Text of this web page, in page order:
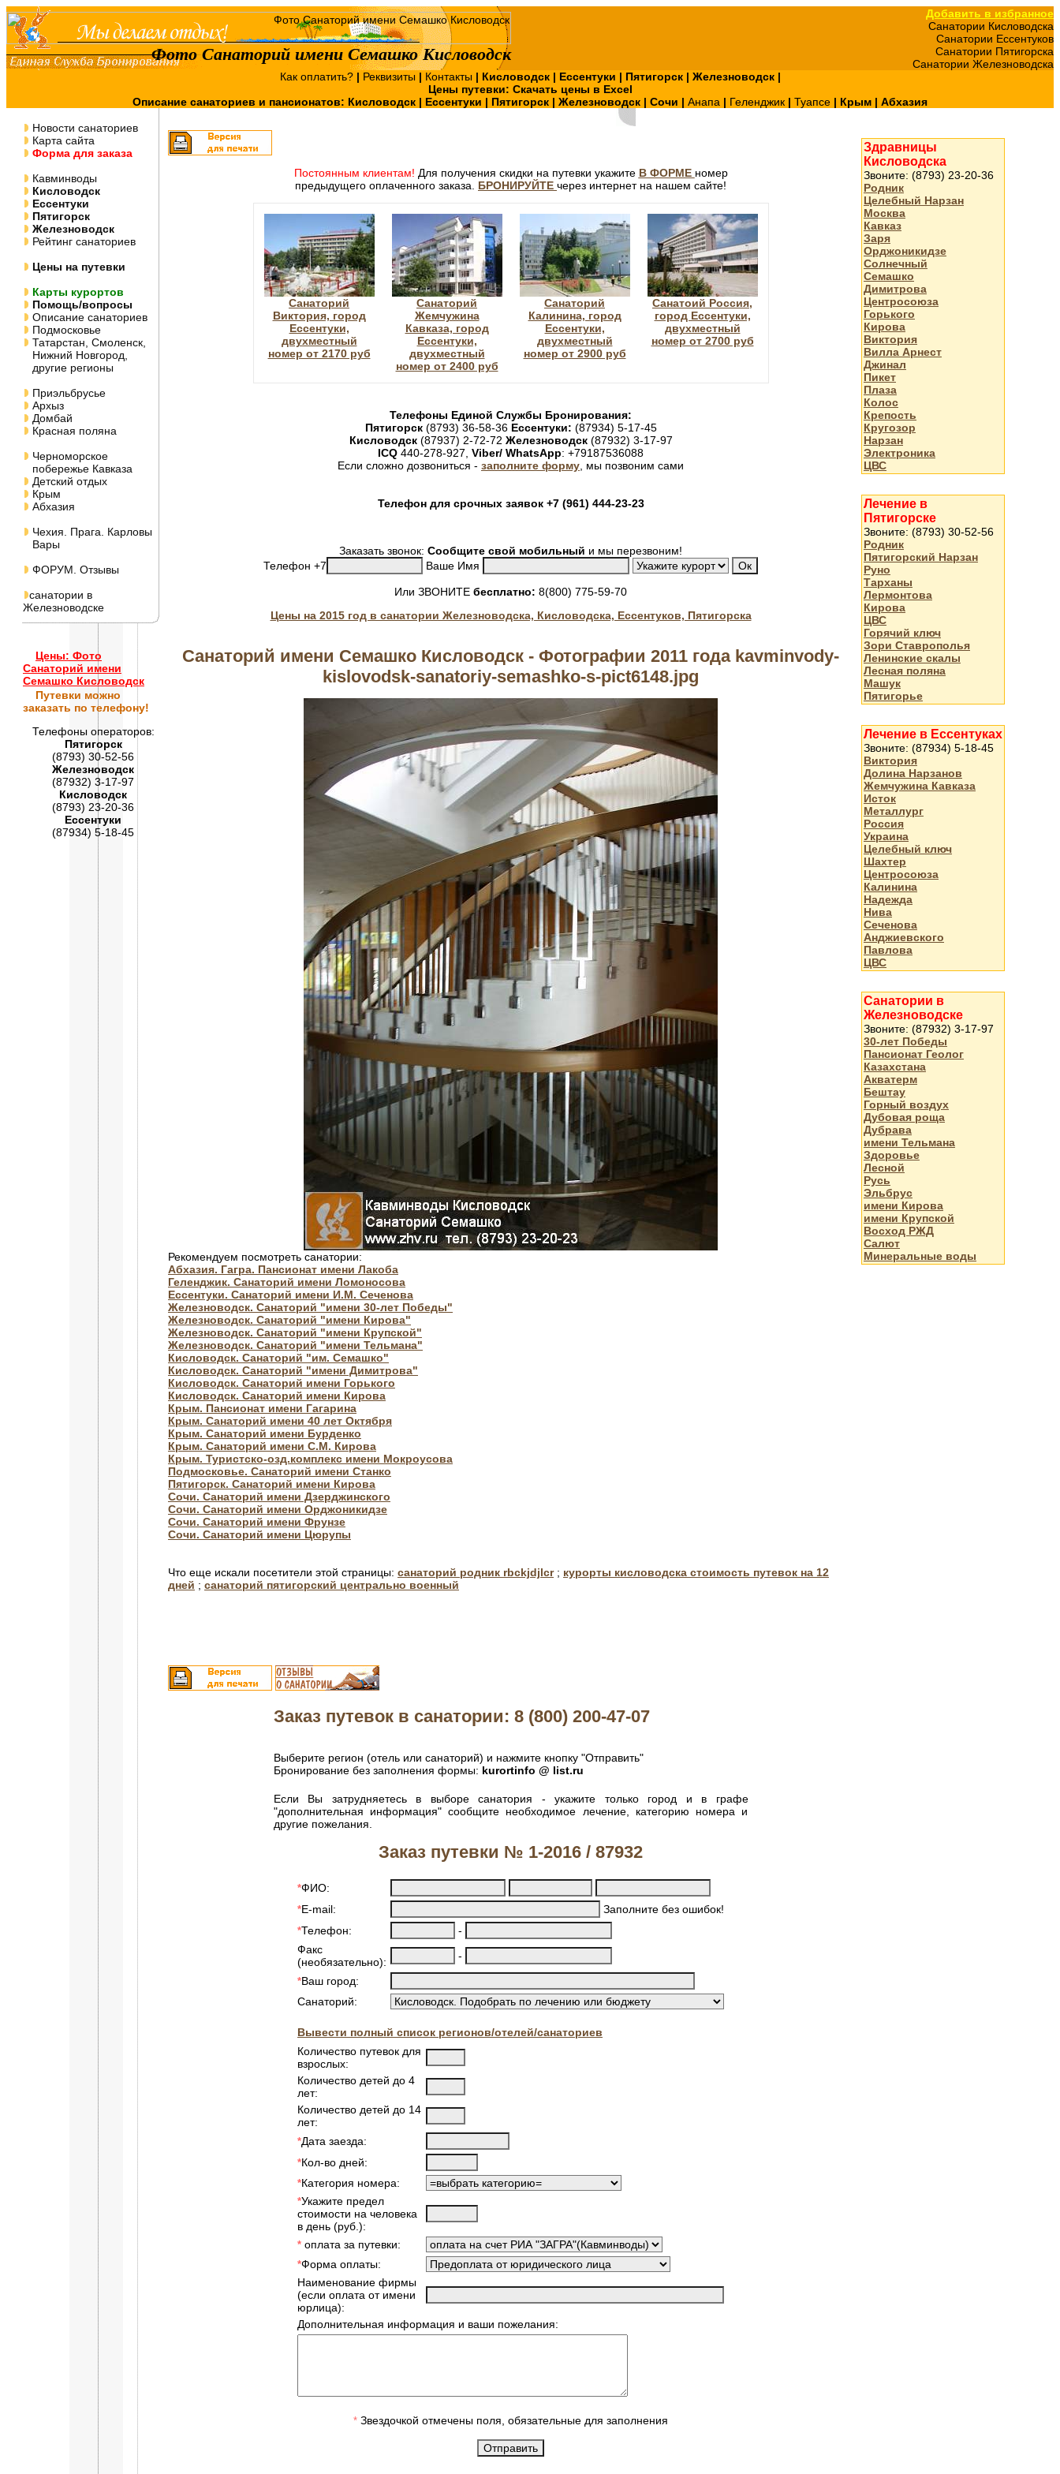
Фото Санаторий имени Семашко Кисловодск
Добавить в избранное
Санатории Кисловодска
Санатории Ессентуков
Санатории Пятигорска
Санатории Железноводска
Как оплатить? | Реквизиты | Контакты | Кисловодск| Ессентуки | Пятигорск| Железноводск|
Цены путевки: Скачать цены в Excel
Описание санаториев и пансионатов: Кисловодск | Ессентуки | Пятигорск | Железноводск | Сочи | Анапа | Геленджик | Туапсе | Крым | Абхазия
Новости санаториев
Карта сайта
Форма для заказа
Кавминводы
Кисловодск
Ессентуки
Пятигорск
Железноводск
Рейтинг санаториев
Цены на путевки
Карты курортов
Помощь/вопросы
Описание санаториев
Подмосковье
Татарстан, Смоленск,
Нижний Новгород,
другие регионы
Приэльбрусье
Архыз
Домбай
Красная поляна
Черноморское
побережье Кавказа
Детский отдых
Крым
Абхазия
Чехия. Прага. Карловы
Вары
ФОРУМ. Отзывы
санатории в
Железноводске
Цены: Фото
Санаторий имени
Семашко Кисловодск
Путевки можно
заказать по телефону!
Телефоны операторов:
Пятигорск
(8793) 30-52-56
Железноводск
(87932) 3-17-97
Кисловодск
(8793) 23-20-36
Ессентуки
(87934) 5-18-45
Постоянным клиентам! Для получения скидки на путевки укажите В ФОРМЕ номер
предыдущего оплаченного заказа. БРОНИРУЙТЕ через интернет на нашем сайте!
Санаторий
Виктория, город
Ессентуки,
двухместный
номер от 2170 руб
Санаторий
Жемчужина
Кавказа, город
Ессентуки,
двухместный
номер от 2400 руб
Санаторий
Калинина, город
Ессентуки,
двухместный
номер от 2900 руб
Санатоий Россия,
город Ессентуки,
двухместный
номер от 2700 руб
Телефоны Единой Службы Бронирования:
Пятигорск(8793) 36-58-36 Ессентуки: (87934) 5-17-45
Кисловодск(87937) 2-72-72 Железноводск(87932) 3-17-97
ICQ 440-278-927, Viber/ WhatsApp: +79187536088
Если сложно дозвониться - заполните форму , мы позвоним сами
Телефон для срочных заявок +7 (961) 444-23-23
Заказать звонок: Сообщите свой мобильный и мы перезвоним!
Телефон +7
Ваше Имя
Или ЗВОНИТЕ бесплатно: 8(800) 775-59-70
Цены на 2015 год в санатории Железноводска, Кисловодска, Ессентуков, Пятигорска
Санаторий имени Семашко Кисловодск - Фотографии 2011 года kavminvody-
kislovodsk-sanatoriy-semashko-s-pict6148.jpg
Рекомендуем посмотреть санатории:
Абхазия. Гагра. Пансионат имени Лакоба
Геленджик. Санаторий имени Ломоносова
Ессентуки. Санаторий имени И.М. Сеченова
Железноводск. Санаторий "имени 30-лет Победы"
Железноводск. Санаторий "имени Кирова"
Железноводск. Санаторий "имени Крупской"
Железноводск. Санаторий "имени Тельмана"
Кисловодск. Санаторий "им. Семашко"
Кисловодск. Санаторий "имени Димитрова"
Кисловодск. Санаторий имени Горького
Кисловодск. Санаторий имени Кирова
Крым. Пансионат имени Гагарина
Крым. Санаторий имени 40 лет Октября
Крым. Санаторий имени Бурденко
Крым. Санаторий имени С.М. Кирова
Крым. Туристско-озд.комплекс имени Мокроусова
Подмосковье. Санаторий имени Станко
Пятигорск. Санаторий имени Кирова
Сочи. Санаторий имени Дзерджинского
Сочи. Санаторий имени Орджоникидзе
Сочи. Санаторий имени Фрунзе
Сочи. Санаторий имени Цюрупы
Что еще искали посетители этой страницы: санаторий родник rbckjdjlcr; курорты кисловодска стоимость путевок на 12
дней ; санаторий пятигорский центрально военный
Заказ путевок в санатории: 8 (800) 200-47-07
Выберите регион (отель или санаторий) и нажмите кнопку "Отправить"
Бронирование без заполнения формы: kurortinfo @ list.ru
Если Вы затрудняетесь в выборе санатория - укажите только город и в графе
"дополнительная информация" сообщите необходимое лечение, категорию номера и
другие пожелания.
Заказ путевки № 1-2016 / 87932
*ФИО:
*E-mail: Заполните без ошибок!
*Телефон:
-
Факс
(необязательно):
-
*Ваш город:
Санаторий:
Вывести полный список регионов/отелей/санаториев
Количество путевок для
взрослых:
Количество детей до 4
лет:
Количество детей до 14
лет:
*Дата заезда:
*Кол-во дней:
*Категория номера:
*Укажите предел
стоимости на человека
в день (руб.):
* оплата за путевки:
*Форма оплаты:
Наименование фирмы
(если оплата от имени
юрлица):
Дополнительная информация и ваши пожелания:
* Звездочкой отмечены поля, обязательные для заполнения
Здравницы
Кисловодска
Звоните: (8793) 23-20-36
Родник
Целебный Нарзан
Москва
Кавказ
Заря
Орджоникидзе
Солнечный
Семашко
Димитрова
Центросоюза
Горького
Кирова
Виктория
Вилла Арнест
Джинал
Пикет
Плаза
Колос
Крепость
Кругозор
Нарзан
Электроника
ЦВС
Лечение в
Пятигорске
Звоните: (8793) 30-52-56
Родник
Пятигорский Нарзан
Руно
Тарханы
Лермонтова
Кирова
ЦВС
Горячий ключ
Зори Ставрополья
Ленинские скалы
Лесная поляна
Машук
Пятигорье
Лечение в Ессентуках
Звоните: (87934) 5-18-45
Виктория
Долина Нарзанов
Жемчужина Кавказа
Исток
Металлург
Россия
Украина
Целебный ключ
Шахтер
Центросоюза
Калинина
Надежда
Нива
Сеченова
Анджиевского
Павлова
ЦВС
Санатории в
Железноводске
Звоните: (87932) 3-17-97
30-лет Победы
Пансионат Геолог
Казахстана
Акватерм
Бештау
Горный воздух
Дубовая роща
Дубрава
имени Тельмана
Здоровье
Лесной
Русь
Эльбрус
имени Кирова
имени Крупской
Восход РЖД
Салют
Минеральные воды